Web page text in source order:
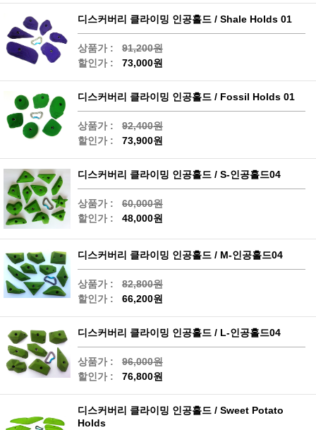
디스커버리 클라이밍 인공홀드 / Shale Holds 01
상품가 :
91,200원
할인가 :
73,000원
디스커버리 클라이밍 인공홀드 / Fossil Holds 01
상품가 :
92,400원
할인가 :
73,900원
디스커버리 클라이밍 인공홀드 / S-인공홀드04
상품가 :
60,000원
할인가 :
48,000원
디스커버리 클라이밍 인공홀드 / M-인공홀드04
상품가 :
82,800원
할인가 :
66,200원
디스커버리 클라이밍 인공홀드 / L-인공홀드04
상품가 :
96,000원
할인가 :
76,800원
디스커버리 클라이밍 인공홀드 / Sweet Potato
Holds